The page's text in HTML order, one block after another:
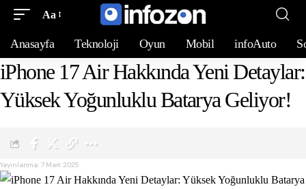
Aa
Anasayfa Teknoloji Oyun Mobil infoAuto
iPhone 17 Air Hakkında Yeni Detaylar:
Yüksek Yoğunluklu Batarya Geliyor!
Yayınlanma: 7 Mart 2025